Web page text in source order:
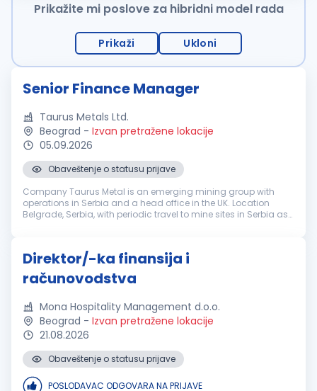
Prikažite mi poslove za hibridni model rada
Prikaži Ukloni
Senior Finance Manager
Taurus Metals Ltd.
Beograd - Izvan pretražene lokacije
05.09.2026
Obaveštenje o statusu prijave
Company Taurus Metal is an emerging mining group with
operations in Serbia and a head office in the UK. Location
Belgrade, Serbia, with periodic travel to mine sites in Serbia as
Direktor/-ka finansija i
računovodstva
Mona Hospitality Management d.o.o.
Beograd - Izvan pretražene lokacije
21.08.2026
Obaveštenje o statusu prijave
POSLODAVAC ODGOVARA NA PRIJAVE